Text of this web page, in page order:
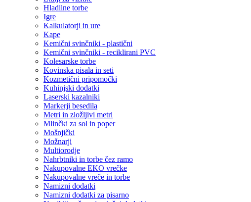
Hladilne torbe
Igre
Kalkulatorji in ure
Kape
Kemični svinčniki - plastični
Kemični svinčniki - reciklirani PVC
Kolesarske torbe
Kovinska pisala in seti
Kozmetični pripomočki
Kuhinjski dodatki
Laserski kazalniki
Markerji besedila
Metri in zložljivi metri
Mlinčki za sol in poper
Mošnjički
Možnarji
Multiorodje
Nahrbtniki in torbe čez ramo
Nakupovalne EKO vrečke
Nakupovalne vreče in torbe
Namizni dodatki
Namizni dodatki za pisarno